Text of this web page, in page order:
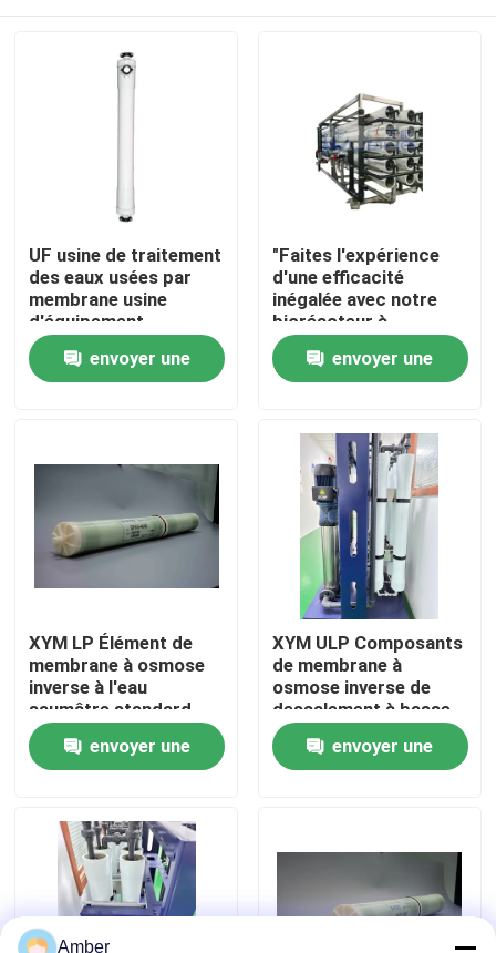
Maison
Produits
À propos de nous
Visite d'usine
Contrôle de qualité
Contactez-nous
Blog
Demandez une citation
UF usine de traitement
des eaux usées par
membrane usine
d'équipement
d'extraction
envoyer une
"Faites l'expérience
d'une efficacité
inégalée avec notre
bioréacteur à
membranes haute
performance pour
l'osmose inverse"
envoyer une
XYM LP Élément de
membrane à osmose
inverse à l'eau
saumâtre standard
envoyer une
XYM ULP Composants
de membrane à
osmose inverse de
dessalement à basse
pression
envoyer une
Amber